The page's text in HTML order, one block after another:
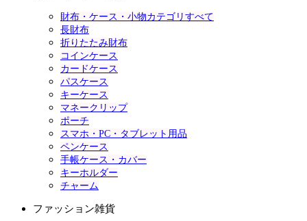
財布・ケース・小物カテゴリすべて
長財布
折りたたみ財布
コインケース
カードケース
パスケース
キーケース
マネークリップ
ポーチ
スマホ・PC・タブレット用品
ペンケース
手帳ケース・カバー
キーホルダー
チャーム
ファッション雑貨